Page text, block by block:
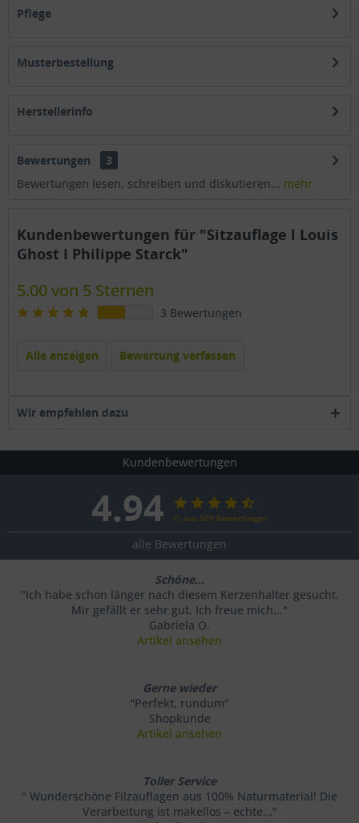
Pflege
Musterbestellung
Herstellerinfo
Bewertungen
3
Bewertungen lesen, schreiben und diskutieren... mehr
Kundenbewertungen für "Sitzauflage l Louis
Ghost I Philippe Starck"
5.00 von 5 Sternen
3 Bewertungen
Alle anzeigen Bewertung verfassen
Wir empfehlen dazu
Kundenbewertungen
4.94 ∅ aus 509 Bewertungen
alle Bewertungen
Schöne...
"Ich habe schon länger nach diesem Kerzenhalter gesucht.
Mir gefällt er sehr gut. Ich freue mich..."
Gabriela O.
Artikel ansehen
Gerne wieder
"Perfekt, rundum"
Shopkunde
Artikel ansehen
Toller Service
" Wunderschöne Filzauflagen aus 100% Naturmaterial! Die
Verarbeitung ist makellos – echte..."